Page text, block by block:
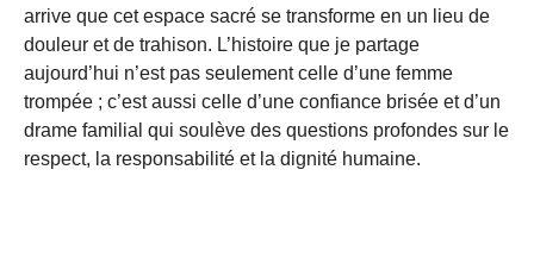
arrive que cet espace sacré se transforme en un lieu de
douleur et de trahison. L’histoire que je partage
aujourd’hui n’est pas seulement celle d’une femme
trompée ; c’est aussi celle d’une confiance brisée et d’un
drame familial qui soulève des questions profondes sur le
respect, la responsabilité et la dignité humaine.